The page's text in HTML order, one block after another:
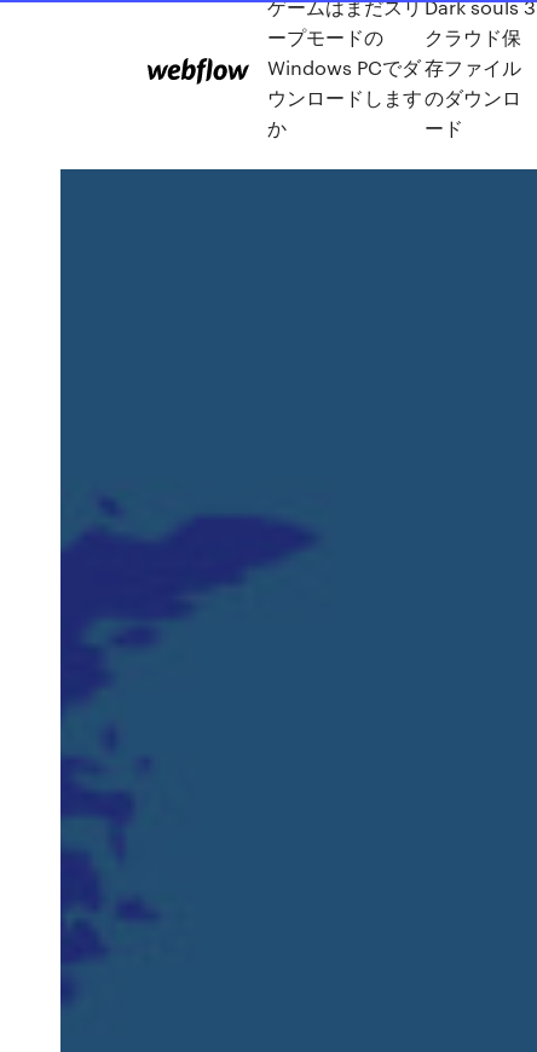
ゲームはまだスリ
ープモードの
Windows PCでダ
ウンロードします
か
Dark souls 3
クラウド保
存ファイル
のダウンロ
ード